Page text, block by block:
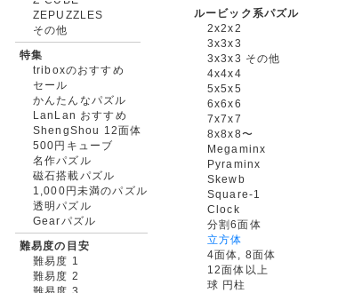
ZEPUZZLES
その他
特集
triboxのおすすめ
セール
かんたんなパズル
LanLan おすすめ
ShengShou 12面体
500円キューブ
名作パズル
磁石搭載パズル
1,000円未満のパズル
透明パズル
Gearパズル
難易度の目安
難易度 1
難易度 2
ルービック系パズル
2x2x2
3x3x3
3x3x3 その他
4x4x4
5x5x5
6x6x6
7x7x7
8x8x8〜
Megaminx
Pyraminx
Skewb
Square-1
Clock
分割6面体
立方体
4面体, 8面体
12面体以上
球 円柱